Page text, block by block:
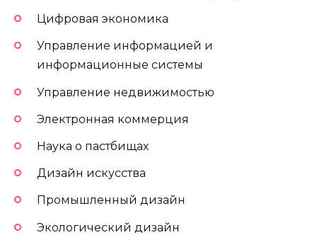
Цифровая экономика
Управление информацией и
информационные системы
Управление недвижимостью
Электронная коммерция
Наука о пастбищах
Дизайн искусства
Промышленный дизайн
Экологический дизайн